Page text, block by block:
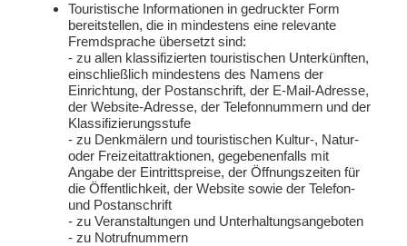
Touristische Informationen in gedruckter Form
bereitstellen, die in mindestens eine relevante
Fremdsprache übersetzt sind:
- zu allen klassifizierten touristischen Unterkünften,
einschließlich mindestens des Namens der
Einrichtung, der Postanschrift, der E-Mail-Adresse,
der Website-Adresse, der Telefonnummern und der
Klassifizierungsstufe
- zu Denkmälern und touristischen Kultur-, Natur-
oder Freizeitattraktionen, gegebenenfalls mit
Angabe der Eintrittspreise, der Öffnungszeiten für
die Öffentlichkeit, der Website sowie der Telefon-
und Postanschrift
- zu Veranstaltungen und Unterhaltungsangeboten
- zu Notrufnummern